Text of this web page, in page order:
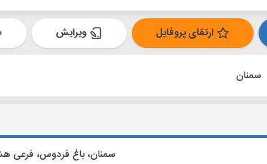
ارتقای پروفایل ویرایش
سمنان
سمنان، باغ فردوس، فرعی